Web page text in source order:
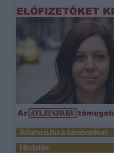
Atlatszo.hu a facebookon
Hirdetés